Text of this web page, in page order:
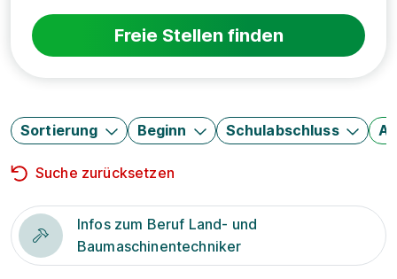
Freie Stellen finden
Sortierung Beginn Schulabschluss
Suche zurücksetzen
Infos zum Beruf Land- und
Baumaschinentechniker